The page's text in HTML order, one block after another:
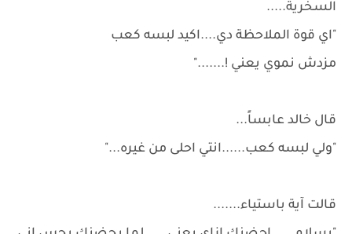
السخرية.....
"اي قوة الملاحظة دي....اكيد لبسه كعب
مزدش نموي يعني !......."
قال خالد عابساً...
"ولي لبسه كعب......انتي احلى من غيره..."
قالت آية باستياء.......